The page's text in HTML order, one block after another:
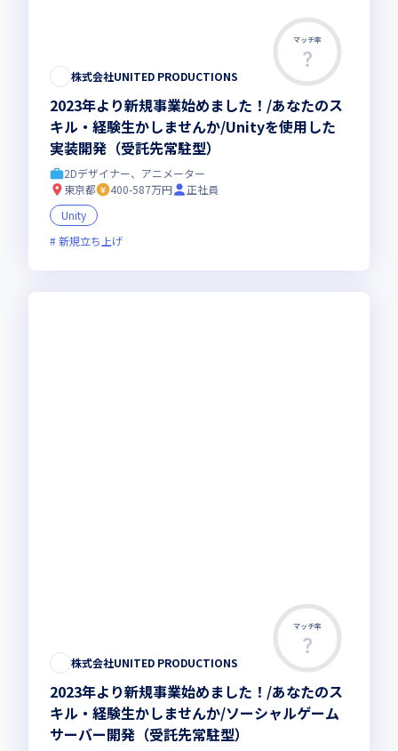
マッチ率
株式会社UNITED PRODUCTIONS
2023年より新規事業始めました！/あなたのス
キル・経験生かしませんか/Unityを使用した
実装開発（受託先常駐型）
2Dデザイナー、アニメーター
東京都
400-587万円
正社員
Unity
新規立ち上げ
マッチ率
株式会社UNITED PRODUCTIONS
2023年より新規事業始めました！/あなたのス
キル・経験生かしませんか/ソーシャルゲーム
サーバー開発（受託先常駐型）